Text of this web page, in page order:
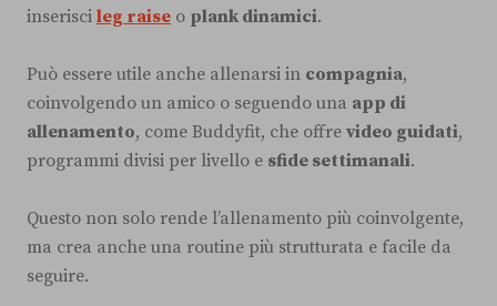
inserisci leg raise o plank dinamici.
Può essere utile anche allenarsi in compagnia,
coinvolgendo un amico o seguendo una app di
allenamento, come Buddyfit, che offre video guidati,
programmi divisi per livello e sfide settimanali.
Questo non solo rende l’allenamento più coinvolgente,
ma crea anche una routine più strutturata e facile da
seguire.